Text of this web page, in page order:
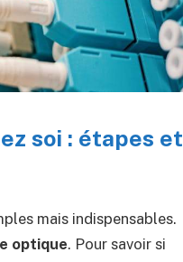
soi : étapes et
mais indispensables.
optique. Pour savoir si